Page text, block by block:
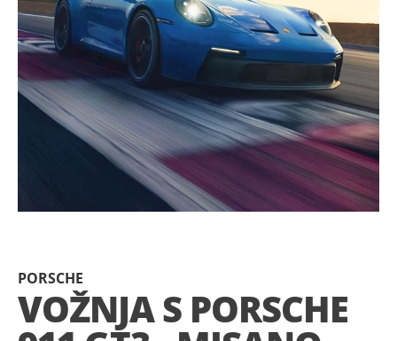
galerije
slik
PORSCHE
VOŽNJA S PORSCHE